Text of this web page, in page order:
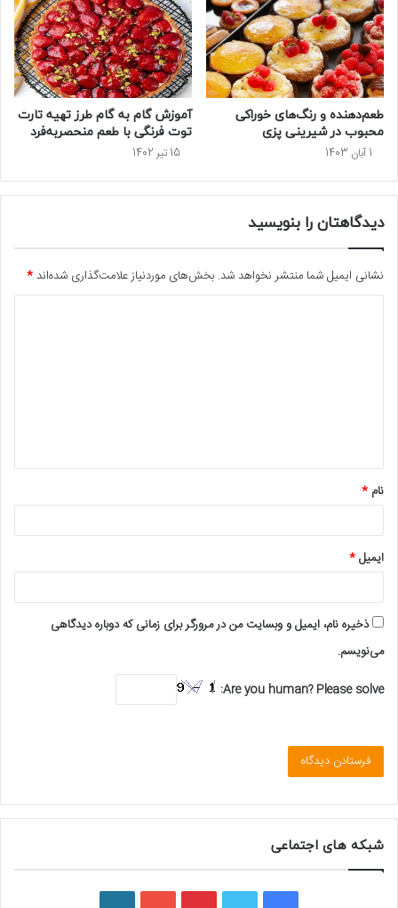
طعم‌دهنده و رنگ‌های خوراکی
محبوب در شیرینی پزی
1 آبان 1403
آموزش گام به گام طرز تهیه تارت
توت فرنگی با طعم منحصربه‌فرد
15 تیر 1402
دیدگاهتان را بنویسید
نشانی ایمیل شما منتشر نخواهد شد. بخش‌های موردنیاز علامت‌گذاری شده‌اند*
*
نام *
ایمیل*
ذخیره نام، ایمیل و وبسایت من در مرورگر برای زمانی که دوباره دیدگاهی
می‌نویسم.
Are you human? Please solve:
شبکه های اجتماعی